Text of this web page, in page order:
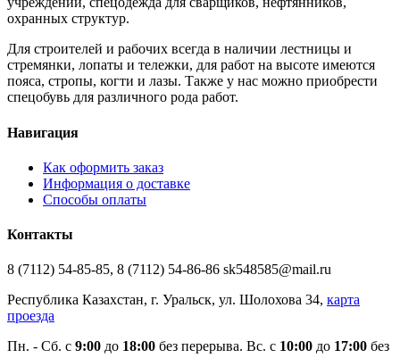
охранных структур.
Для строителей и рабочих всегда в наличии лестницы и
стремянки, лопаты и тележки, для работ на высоте имеются
пояса, стропы, когти и лазы. Также у нас можно приобрести
спецобувь для различного рода работ.
Навигация
Как оформить заказ
Информация о доставке
Способы оплаты
Контакты
8 (7112) 54-85-85, 8 (7112) 54-86-86 sk548585@mail.ru
Республика Казахстан, г. Уральск, ул. Шолохова 34, карта
проезда
Пн. - Cб. с 9:00 до 18:00 без перерыва. Вс. с 10:00 до 17:00 без